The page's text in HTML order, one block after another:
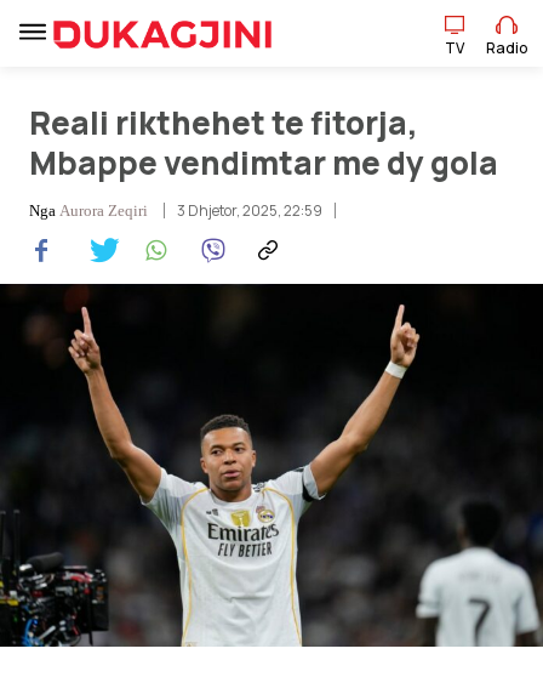
Lajme
Sport
Pikëpamje
Art Jete
Ekonomi
Teknologji
TV Radio
Reali rikthehet te fitorja,
Mbappe vendimtar me dy gola
Nga Aurora Zeqiri 3 Dhjetor, 2025, 22:59